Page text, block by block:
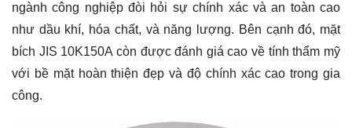
ngành công nghiệp đòi hỏi sự chính xác và an toàn cao
như dầu khí, hóa chất, và năng lượng. Bên cạnh đó, mặt
bích JIS 10K150A còn được đánh giá cao về tính thẩm mỹ
với bề mặt hoàn thiện đẹp và độ chính xác cao trong gia
công.